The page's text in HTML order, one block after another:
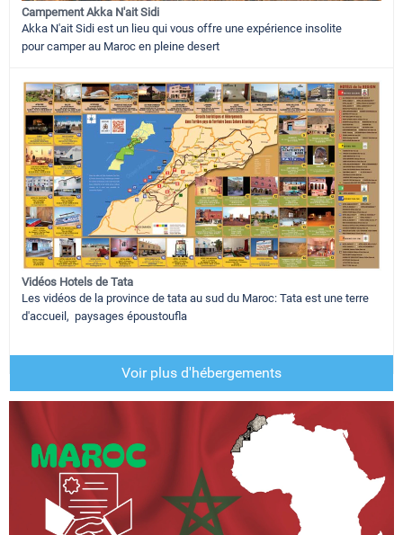
Campement Akka N'ait Sidi
Akka N'ait Sidi est un lieu qui vous offre une expérience insolite
pour camper au Maroc en pleine desert
Vidéos Hotels de Tata
Les vidéos de la province de tata au sud du Maroc: Tata est une terre
d'accueil, paysages époustoufla
Voir plus d'hébergements